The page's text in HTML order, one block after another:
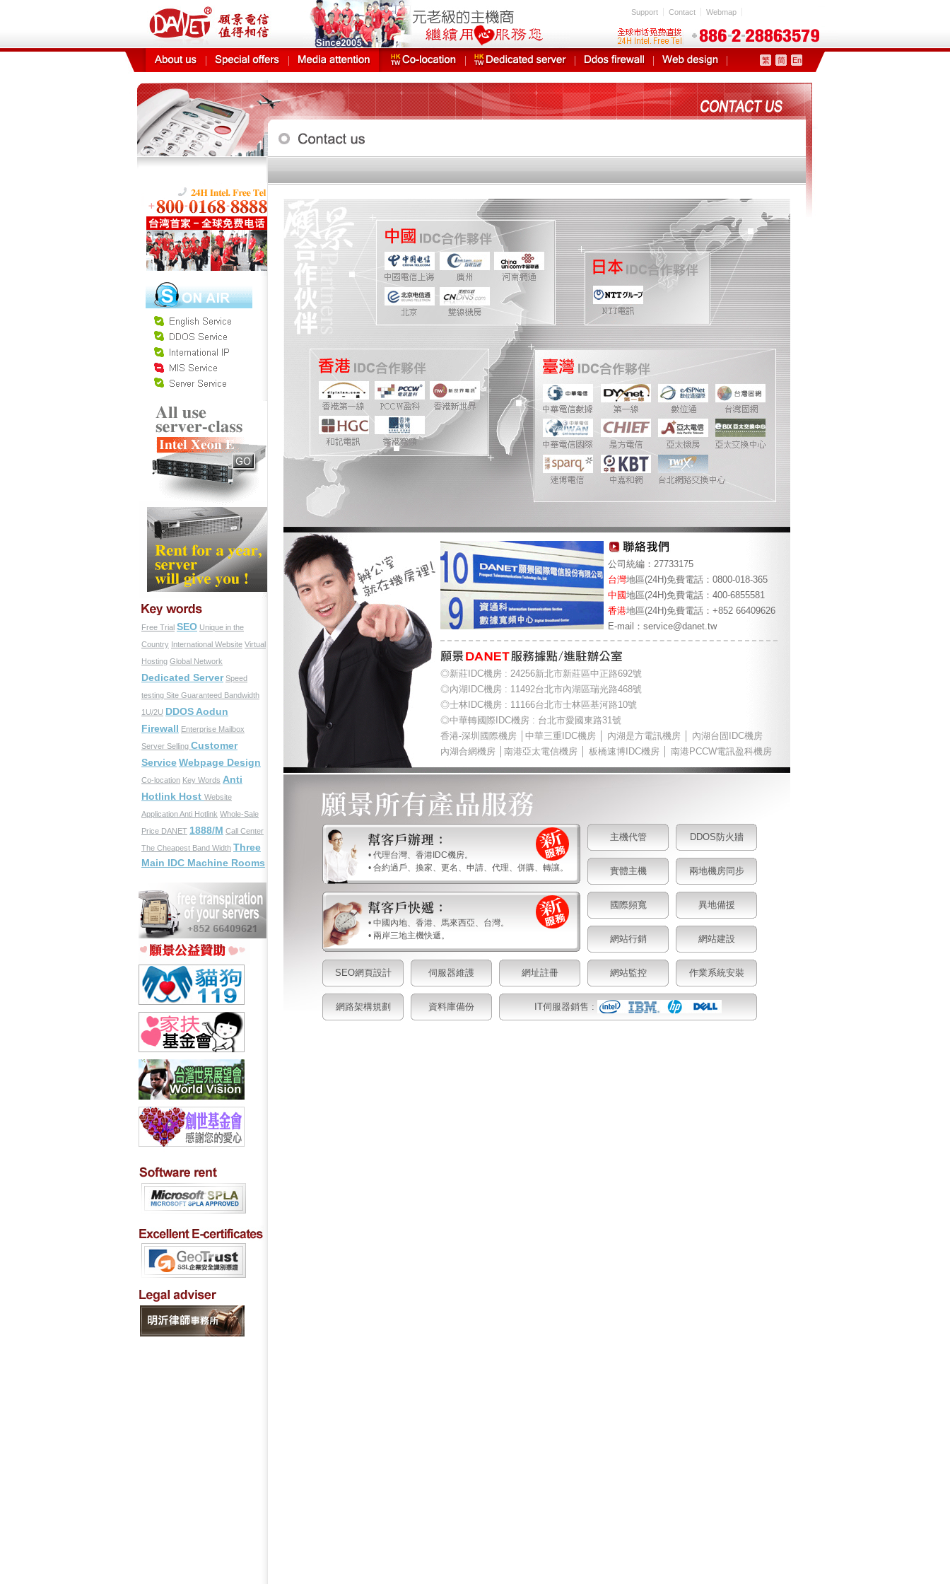
Support Contact Webmap
繁 简 En
Free Trial SEO Unique in the
Country International Website Virtual
Hosting Global Network
Dedicated Server Speed
testing Site Guaranteed Bandwidth
1U/2U DDOS Aodun
Firewall Enterprise Mailbox
Server Selling Customer
ServiceWebpage Design
Co-location Key Words Anti
Hotlink Host Website
ApplicationAnti Hotlink Whole-Sale
Price DANET 1888/M Call Center
The Cheapest Band Width Three
Main IDC Machine Rooms
公司統編：27733175
台灣地區(24H)免費電話：0800-018-365
中國地區(24H)免費電話：400-6855581
香港地區(24H)免費電話：+852 66409626
E-mail： service@danet.tw
◎新莊IDC機房 : 24256新北市新莊區中正路692號
◎內湖IDC機房 : 11492台北市內湖區瑞光路468號
◎士林IDC機房 : 11166台北市士林區基河路10號
◎中華轉國際IDC機房 : 台北市愛國東路31號
香港-深圳國際機房 │中華三重IDC機房 │ 內湖是方電訊機房 │ 內湖台固IDC機房
內湖合網機房 │南港亞太電信機房 │ 板橋速博IDC機房 │ 南港PCCW電訊盈科機房
• 代理台灣、香港IDC機房。
• 合約過戶、換家、更名、申請、代理、併購、轉讓。
主機代管 DDOS防火牆
實體主機 兩地機房同步
• 中國內地、香港、馬來西亞、台灣。
• 兩岸三地主機快遞。
國際頻寬 異地備援
網站行銷 網站建設
SEO網頁設計 伺服器維護 網址註冊 網站監控 作業系統安裝
網路架構規劃 資料庫備份 IT伺服器銷售 :